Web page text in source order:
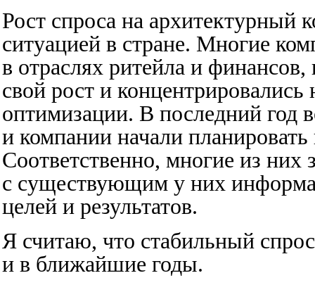
Рост спроса на архитектурный
ситуацией в стране. Многие
в отраслях ритейла и финансов,
свой рост и концентрировались
оптимизации. В последний год
и компании начали
Соответственно, многие из
с существующим у них
целей и результатов.
Я считаю, что стабильный
и в ближайшие годы.